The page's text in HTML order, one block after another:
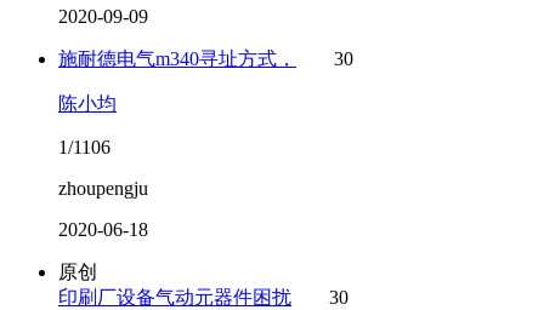
2020-09-09
施耐德电气m340寻址方式， 30
陈小均
1/1106
zhoupengju
2020-06-18
原创
印刷厂设备气动元器件困扰
30